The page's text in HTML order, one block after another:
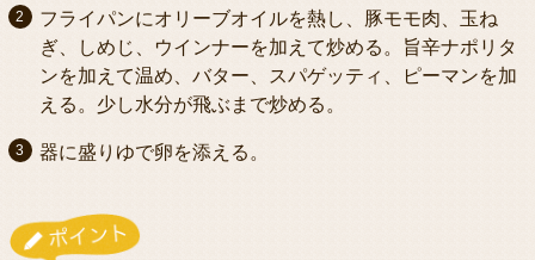
フライパンにオリーブオイルを熱し、豚モモ肉、玉ね
ぎ、しめじ、ウインナーを加えて炒める。旨辛ナポリタ
ンを加えて温め、バター、スパゲッティ、ピーマンを加
える。少し水分が飛ぶまで炒める。
器に盛りゆで卵を添える。